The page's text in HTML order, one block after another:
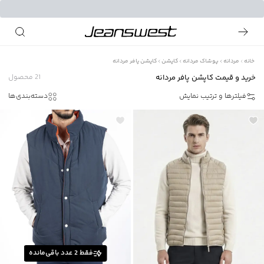
خانه مردانه پوشاک مردانه کاپشن کاپشن پافر مردانه
خرید و قیمت کاپشن پافر مردانه 21 محصول
فیلترها و ترتیب نمایش
دسته‌بندی‌ها
فقط2عدد باقی‌مانده